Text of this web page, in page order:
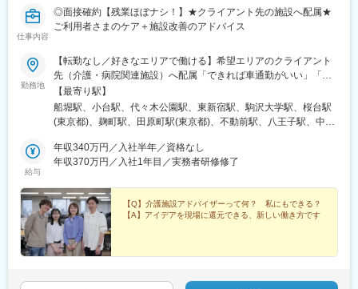
仕事内容
◎面接確約【残業ほぼナシ！】★クライアント先の施設へ配属★
ご利用者さまのケア＋施設改善のアドバイス
勤務地
【転勤なし／好きなエリアで働ける】希望エリアのクライアント
先（介護・病院関連施設）へ配属「できれば車通勤がいい」「未
経験なので先輩スタッフと一緒に働きたい」等ご相談ください！
━━【配属エリア】━━＜1＞北海道・東北／北海道、岩手※、宮
城、福島＜2＞北関東／茨城、栃木、群馬＜3＞首都圏／東京、神
岡、岐阜＜6＞関西／大阪、京都、兵庫、和歌山、奈良※＜7＞中
四国／広島※、岡山※＜8＞九州／福岡、熊本※、長崎※、大分※、鹿
長期的に築くことができます！（※印のエリアは経験者のみ採用中
です）☆勤務地住所は一例となります。━━【転居希望者向けの
働き方も】━━将来的に地元を離れたい方は、半年ほど地元勤務
後、東京神奈川など首都圏への転勤も可能！移住支援制度（費用
会社負担）もあり、早期キャリアアップも見込めます！
【最寄り駅】
船堀駅、小台駅、代々木公園駅、東新宿駅、駒沢大学駅、桜台駅
(東京都)、麹町駅、田原町駅(東京都)、不動前駅、八王子駅、中野
駅(函館本線)、新道東駅、西２８丁目駅、郡山駅(福島県)、愛子
駅、北仙台駅、泉中央駅、作並駅、境町駅、高崎駅、東武宇都宮
駅、和光市駅、岩槻駅、志久駅、戸塚安行駅、久喜駅、浜野駅、
六実駅、常盤平駅、みどり台駅、柏駅、小机駅、古淵駅、高座渋
谷駅、横浜駅、辻堂駅、淵野辺駅、いずみ中央駅、越後赤塚駅、
新潟駅、見附駅、名鉄岐阜駅、松本駅、積志駅、東静岡駅、桜橋
駅(静岡県)、小垣江駅、北新川駅、神領駅、名鉄名古屋駅、小野駅
駅、神宮丸太町駅、古市駅(大阪府)、大日駅、門真南駅、瑞光四丁
給与
年収340万円／入社半年／資格なし
年収370万円／入社1年目／実務者研修修了
【Q】介護施設アドバイザーって何？ 私にもできる？
【A】アイデアを現場に還元できる、新しい働き方です